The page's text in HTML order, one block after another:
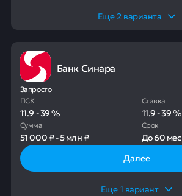
Еще2 варианта
Банк Синара
Запросто
ПСК
11.9-39%
Ставка
11.9-39%
Сумма
51 000 ₽-5 млн ₽
Срок
До60 мес
Далее
Еще1 вариант